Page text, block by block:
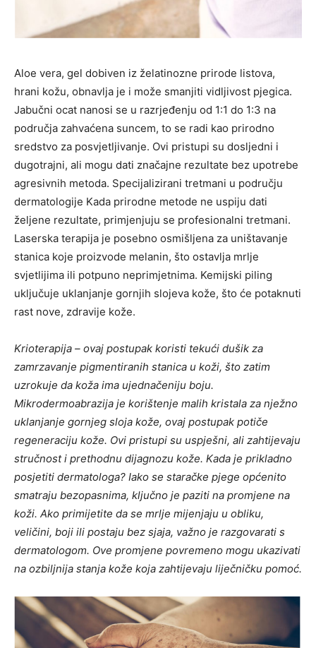
Aloe vera, gel dobiven iz želatinozne prirode listova,
hrani kožu, obnavlja je i može smanjiti vidljivost pjegica.
Jabučni ocat nanosi se u razrjeđenju od 1:1 do 1:3 na
područja zahvaćena suncem, to se radi kao prirodno
sredstvo za posvjetljivanje. Ovi pristupi su dosljedni i
dugotrajni, ali mogu dati značajne rezultate bez upotrebe
agresivnih metoda. Specijalizirani tretmani u području
dermatologije Kada prirodne metode ne uspiju dati
željene rezultate, primjenjuju se profesionalni tretmani.
Laserska terapija je posebno osmišljena za uništavanje
stanica koje proizvode melanin, što ostavlja mrlje
svjetlijima ili potpuno neprimjetnima. Kemijski piling
uključuje uklanjanje gornjih slojeva kože, što će potaknuti
rast nove, zdravije kože.
Krioterapija – ovaj postupak koristi tekući dušik za
zamrzavanje pigmentiranih stanica u koži, što zatim
uzrokuje da koža ima ujednačeniju boju.
Mikrodermoabrazija je korištenje malih kristala za nježno
uklanjanje gornjeg sloja kože, ovaj postupak potiče
regeneraciju kože. Ovi pristupi su uspješni, ali zahtijevaju
stručnost i prethodnu dijagnozu kože. Kada je prikladno
posjetiti dermatologa? Iako se staračke pjege općenito
smatraju bezopasnima, ključno je paziti na promjene na
koži. Ako primijetite da se mrlje mijenjaju u obliku,
veličini, boji ili postaju bez sjaja, važno je razgovarati s
dermatologom. Ove promjene povremeno mogu ukazivati
​​na ozbiljnija stanja kože koja zahtijevaju liječničku pomoć.